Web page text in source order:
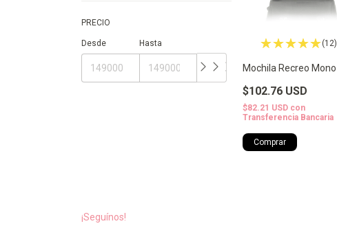
PRECIO
Desde Hasta (12)
Mochila Recreo Mono
$102.76 USD
$82.21 USD con
Transferencia Bancaria
Comprar
¡Seguínos!